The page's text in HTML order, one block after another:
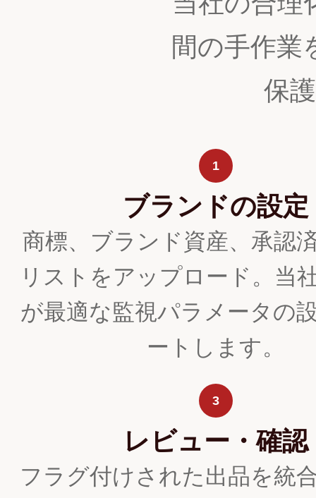
間の手作業
保
1
ブランドの設定
商標、ブランド資産、承認
リストをアップロード。当
が最適な監視パラメータの
ートします。
3
レビュー・確認
フラグ付けされた出品を統